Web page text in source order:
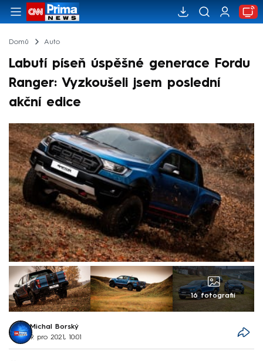
Domů Auto
Labutí píseň úspěšné generace Fordu
Ranger: Vyzkoušeli jsem poslední
akční edice
16 fotografií
Michal Borský
9. pro 2021, 10:01